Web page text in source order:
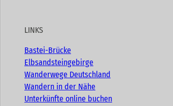
LINKS
Bastei-Brücke
Elbsandsteingebirge
Wanderwege Deutschland
Wandern in der Nähe
Unterkünfte online buchen